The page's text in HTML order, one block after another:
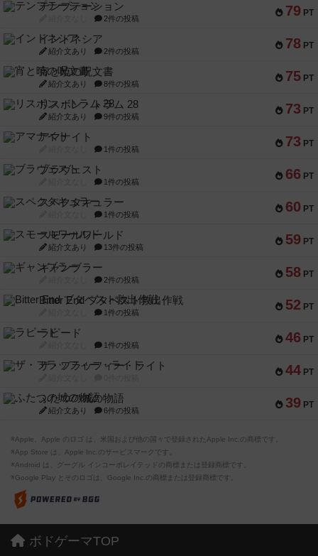
79 PT
テンプテーション
2件の投稿
78 PT
インドネシア
紹介文あり 2件の投稿
75 PT
宵と暁の呪文書
紹介文あり 8件の投稿
73 PT
リスボン・トラム 28
紹介文あり 9件の投稿
73 PT
アマナイト
1件の投稿
66 PT
ブラヴェスト
1件の投稿
60 PT
スペクタキュラー
1件の投稿
59 PT
スモールワールド
紹介文あり 13件の投稿
58 PT
ギャンブラー
2件の投稿
52 PT
Bitter End ブタペスト救出作戦
1件の投稿
46 PT
ラピード
1件の投稿
44 PT
ザ・フラッフィー・ライト
39 PT
ふたつの城の物語
紹介文あり 6件の投稿
※Apple、Apple のロゴ は、米国および他の国々で登録されたApple Inc.の商標です。
※App Store は、Apple Inc.のサービスマークです。
※Android は、グーグル インコーポレイテッドの商標または登録商標です。
※Google Play とそのロゴは、Google Inc.の商標または登録商標です。
ボドゲーマTOP